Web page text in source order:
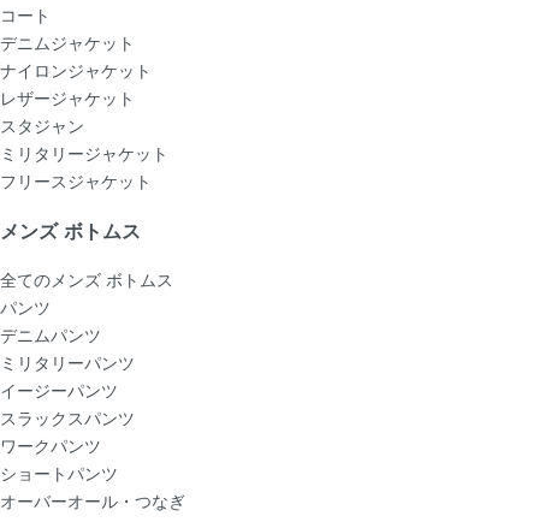
コート
デニムジャケット
ナイロンジャケット
レザージャケット
スタジャン
ミリタリージャケット
フリースジャケット
メンズ ボトムス
全てのメンズ ボトムス
パンツ
デニムパンツ
ミリタリーパンツ
イージーパンツ
スラックスパンツ
ワークパンツ
ショートパンツ
オーバーオール・つなぎ